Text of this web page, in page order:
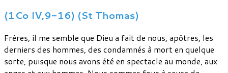
(1Co IV,9-16) (St Thomas)
Frères, il me semble que Dieu a fait de nous, apôtres, les
derniers des hommes, des condamnés à mort en quelque
sorte, puisque nous avons été en spectacle au monde, aux